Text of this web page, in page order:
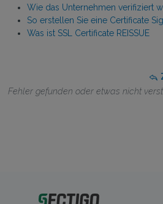
Wie das Unternehmen verifiziert
So erstellen Sie eine Certificate
Was ist SSL Certificate REISSUE
Fehler gefunden oder etwas nicht